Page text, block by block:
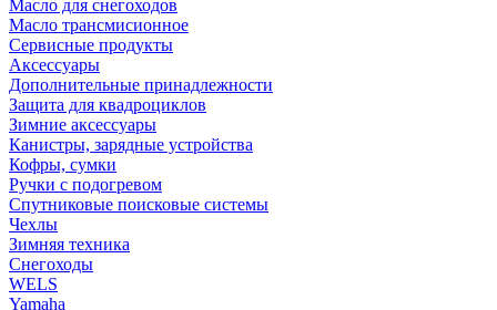
Масло для снегоходов
Масло трансмисионное
Сервисные продукты
Аксессуары
Дополнительные принадлежности
Защита для квадроциклов
Зимние аксессуары
Канистры, зарядные устройства
Кофры, сумки
Ручки с подогревом
Спутниковые поисковые системы
Чехлы
Зимняя техника
Снегоходы
WELS
Yamaha